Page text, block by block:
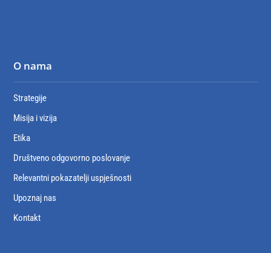
O nama
Strategije
Misija i vizija
Etika
Društveno odgovorno poslovanje
Relevantni pokazatelji uspješnosti
Upoznaj nas
Kontakt